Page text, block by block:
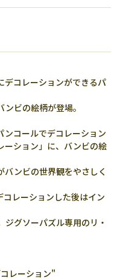
デコレーションができるパ
ビの絵柄が登場。
ンコールでデコレーション
ーション」に、バンビの絵
ンビの世界観をやさしく
レーションした後はイン
グソーパズル専用のリ・
レーション"